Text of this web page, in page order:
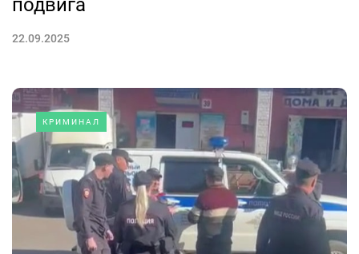
подвига
22.09.2025
КРИМИНАЛ